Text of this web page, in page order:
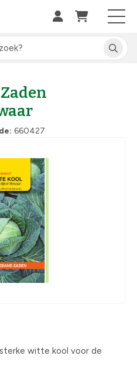
660427
sterke witte kool voor de